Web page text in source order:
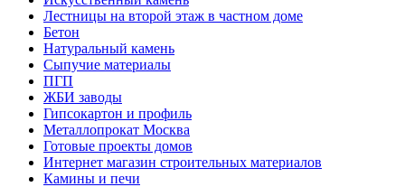
Лестницы на второй этаж в частном доме
Бетон
Натуральный камень
Сыпучие материалы
ПГП
ЖБИ заводы
Гипсокартон и профиль
Металлопрокат Москва
Готовые проекты домов
Интернет магазин строительных материалов
Камины и печи